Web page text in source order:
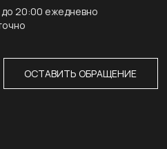
ОСТАВИТЬ ОБРАЩЕНИЕ
до 20:00 ежедневно